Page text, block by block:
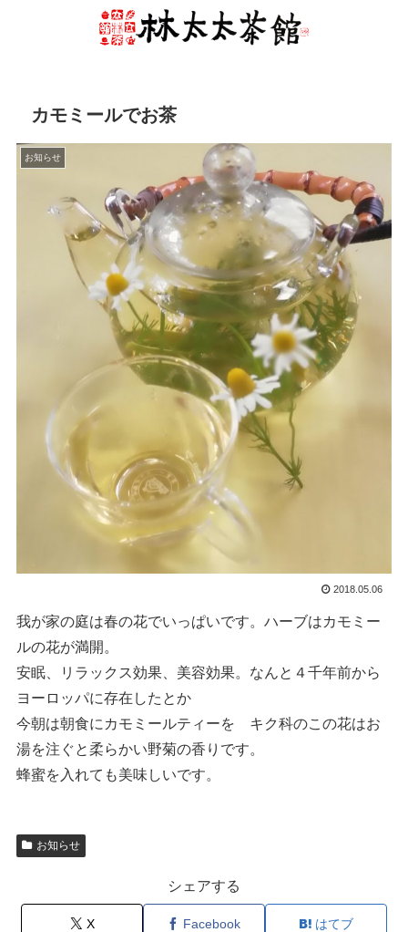
カモミールでお茶
お知らせ
2018.05.06
我が家の庭は春の花でいっぱいです。ハーブはカモミー
ルの花が満開。
安眠、リラックス効果、美容効果。なんと４千年前から
ヨーロッパに存在したとか
今朝は朝食にカモミールティーを キク科のこの花はお
湯を注ぐと柔らかい野菊の香りです。
蜂蜜を入れても美味しいです。
お知らせ
シェアする
X Facebook はてブ